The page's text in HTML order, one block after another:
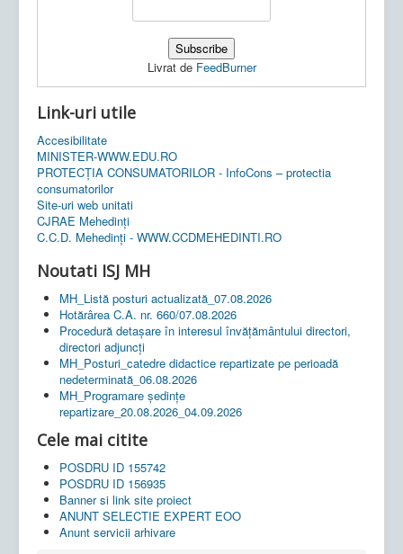
Livrat de FeedBurner
Link-uri utile
Accesibilitate
MINISTER-WWW.EDU.RO
PROTECȚIA CONSUMATORILOR - InfoCons – protectia
consumatorilor
Site-uri web unitati
CJRAE Mehedinți
C.C.D. Mehedinţi - WWW.CCDMEHEDINTI.RO
Noutati ISJ MH
MH_Listă posturi actualizată_07.08.2026
Hotărârea C.A. nr. 660/07.08.2026
Procedură detașare în interesul învățământului directori,
directori adjuncți
MH_Posturi_catedre didactice repartizate pe perioadă
nedeterminată_06.08.2026
MH_Programare ședințe
repartizare_20.08.2026_04.09.2026
Cele mai citite
POSDRU ID 155742
POSDRU ID 156935
Banner si link site proiect
ANUNT SELECTIE EXPERT EOO
Anunt servicii arhivare